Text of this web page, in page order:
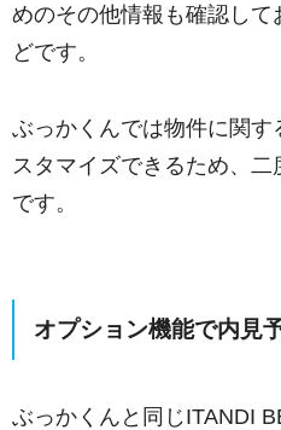
めのその他情報も確認し
どです。
ぶっかくんでは物件に関す
スタマイズできるため、
です。
オプション機能で内見
ぶっかくんと同じITANDI